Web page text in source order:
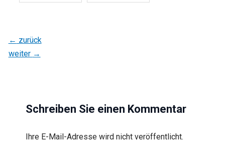
← zurück
weiter →
Schreiben Sie einen Kommentar
Ihre E-Mail-Adresse wird nicht veröffentlicht.